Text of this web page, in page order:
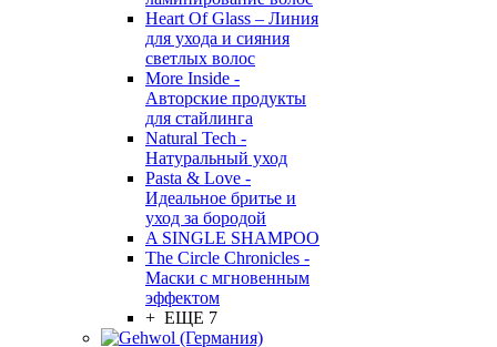
Heart Of Glass – Линия
для ухода и сияния
светлых волос
More Inside -
Авторские продукты
для стайлинга
Natural Tech -
Натуральный уход
Pasta & Love -
Идеальное бритье и
уход за бородой
A SINGLE SHAMPOO
The Circle Chronicles -
Маски с мгновенным
эффектом
+ ЕЩЕ 7